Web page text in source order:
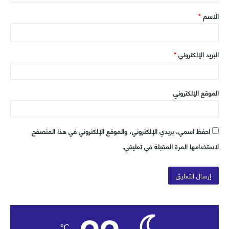
ق
*
الاسم*
البريد الإلكتروني*
الموقع الإلكتروني
احفظ اسمي، بريدي الإلكتروني، والموقع الإلكتروني في هذا المتصفح
لاستخدامها المرة المقبلة في تعليقي.